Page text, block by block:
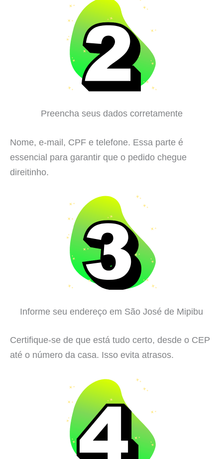
Preencha seus dados corretamente
Nome, e-mail, CPF e telefone. Essa parte é
essencial para garantir que o pedido chegue
direitinho.
Informe seu endereço em São José de Mipibu
Certifique-se de que está tudo certo, desde o CEP
até o número da casa. Isso evita atrasos.